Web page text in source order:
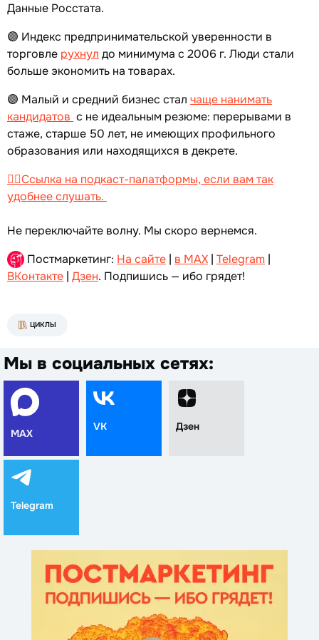
Данные Росстата.
🟣 Индекс предпринимательской уверенности в
торговле рухнул до минимума с 2006 г. Люди стали
больше экономить на товарах.
🟣 Малый и средний бизнес стал чаще нанимать
кандидатов с не идеальным резюме: перерывами в
стаже, старше 50 лет, не имеющих профильного
образования или находящихся в декрете.
👉🏻Ссылка на подкаст-палатформы, если вам так
удобнее слушать.
Не переключайте волну. Мы скоро вернемся.
Постмаркетинг: На сайте | в MAX | Telegram |
ВКонтакте | Дзен. Подпишись — ибо грядет!
ЦИКЛЫ
Мы в социальных сетях:
MAX
VK Дзен
Telegram